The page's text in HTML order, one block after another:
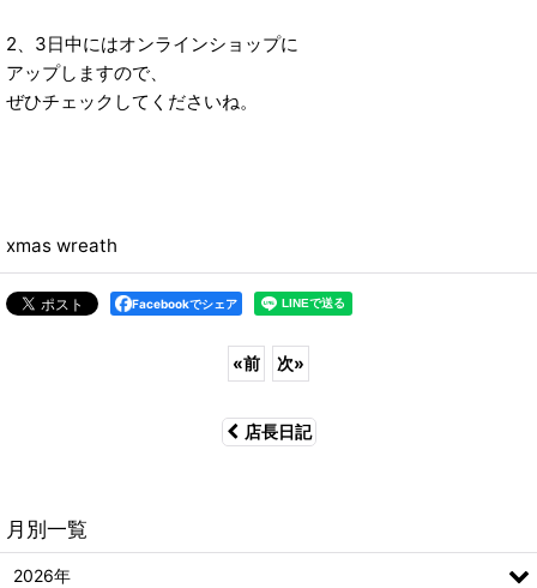
2、3日中にはオンラインショップに
アップしますので、
ぜひチェックしてくださいね。
xmas wreath
Facebookでシェア
«前 次»
店長日記
月別一覧
2026年